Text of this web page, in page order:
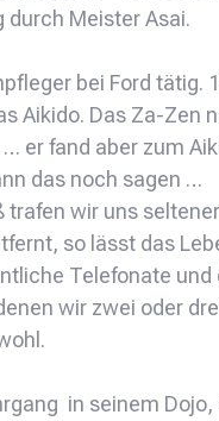
durch Meister Asai.
bei Ford tätig.
Aikido. Das Za-Zen
er fand aber zum
das noch sagen …
wir uns
so lässt das
Telefonate und
wir zwei oder
in seinem